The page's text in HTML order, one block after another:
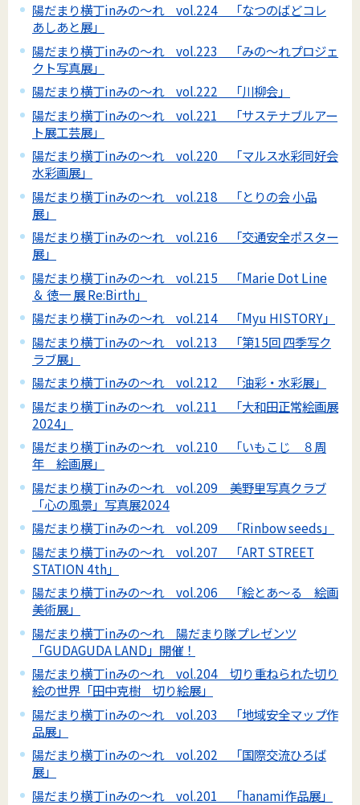
陽だまり横丁inみの～れ vol.224 「なつのばどコレ
あしあと展」
陽だまり横丁inみの～れ vol.223 「みの～れプロジェ
クト写真展」
陽だまり横丁inみの～れ vol.222 「川柳会」
陽だまり横丁inみの～れ vol.221 「サステナブルアー
ト展工芸展」
陽だまり横丁inみの～れ vol.220 「マルス水彩同好会
水彩画展」
陽だまり横丁inみの～れ vol.218 「とりの会 小品
展」
陽だまり横丁inみの～れ vol.216 「交通安全ポスター
展」
陽だまり横丁inみの～れ vol.215 「Marie Dot Line
＆ 徳一 展 Re:Birth」
陽だまり横丁inみの～れ vol.214 「Myu HISTORY」
陽だまり横丁inみの～れ vol.213 「第15回 四季写ク
ラブ展」
陽だまり横丁inみの～れ vol.212 「油彩・水彩展」
陽だまり横丁inみの～れ vol.211 「大和田正常絵画展
2024」
陽だまり横丁inみの～れ vol.210 「いもこじ ８周
年 絵画展」
陽だまり横丁inみの～れ vol.209 美野里写真クラブ
「心の風景」写真展2024
陽だまり横丁inみの～れ vol.209 「Rinbow seeds」
陽だまり横丁inみの～れ vol.207 「ART STREET
STATION 4th」
陽だまり横丁inみの～れ vol.206 「絵とあ～る 絵画
美術展」
陽だまり横丁inみの～れ 陽だまり隊プレゼンツ
「GUDAGUDA LAND」開催！
陽だまり横丁inみの～れ vol.204 切り重ねられた切り
絵の世界「田中克樹 切り絵展」
陽だまり横丁inみの～れ vol.203 「地域安全マップ作
品展」
陽だまり横丁inみの～れ vol.202 「国際交流ひろば
展」
陽だまり横丁inみの～れ vol.201 「hanami作品展」